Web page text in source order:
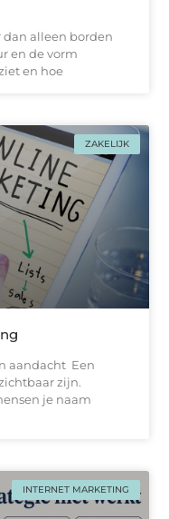
dan alleen borden
en de vorm
en hoe
ZAKELIJK
aandacht Een
zijn.
je naam
INTERNET MARKETING